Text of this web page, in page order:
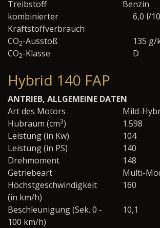
Treibstoff
Benzin
kombinierter
Kraftstoffverbrauch
6,0 l/
CO2-Ausstoß
135 g/
CO2-Klasse D
Hybrid 140 FAP
ANTRIEB, ALLGEMEINE DATEN
Art des Motors
Mild-
Hubraum (cm3)
1.598
Leistung (in Kw)
104
Leistung (in PS)
140
Drehmoment
148
Getriebeart
Multi-
Höchstgeschwindigkeit
(in km/h)
160
Beschleunigung (Sek. 0 -
100 km/h)
10,1